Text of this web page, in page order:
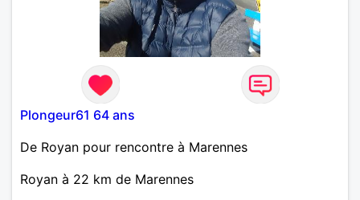
Plongeur61 64 ans
De Royan pour rencontre à Marennes
Royan à 22 km de Marennes